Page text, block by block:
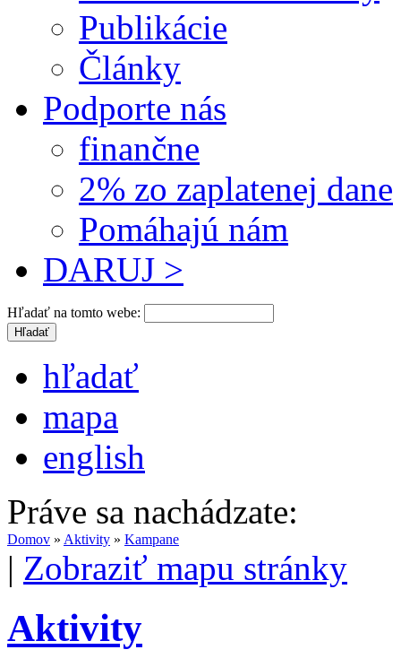
Publikácie
Články
Podporte nás
finančne
2% zo zaplatenej dane
Pomáhajú nám
DARUJ >
Hľadať na tomto webe:
hľadať
mapa
english
Práve sa nachádzate:
Domov » Aktivity » Kampane
| Zobraziť mapu stránky
Aktivity